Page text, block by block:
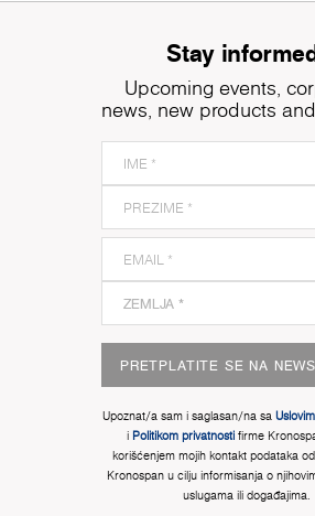
Stay
Upcoming events,
news, new products
PRETPLATITE SE NA
Upoznat/a sam i saglasan/na sa
i Politikom privatnostifirme
korišćenjem mojih kontakt podataka
Kronospan u cilju informisanja o
uslugama ili događajima.